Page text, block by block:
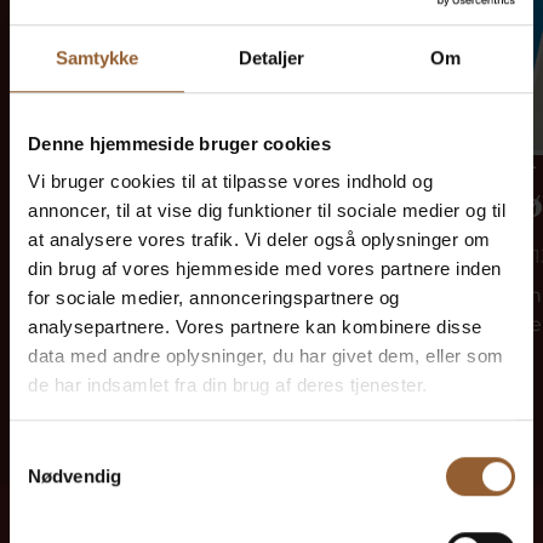
Samtykke Detaljer Om
Denne hjemmeside bruger cookies
Vi bruger cookies til at tilpasse vores indhold og
annoncer, til at vise dig funktioner til sociale medier og til
at analysere vores trafik. Vi deler også oplysninger om
din brug af vores hjemmeside med vores partnere inden
for sociale medier, annonceringspartnere og
analysepartnere. Vores partnere kan kombinere disse
data med andre oplysninger, du har givet dem, eller som
de har indsamlet fra din brug af deres tjenester.
Nødvendig
Kunst i
vindmøllen
9. august kl. 13:00
Kom til Skjern Vindmølle, hvor
frivillige ildsjæle afholder…
Kunst i
16. august kl.
Kom til
frivillige